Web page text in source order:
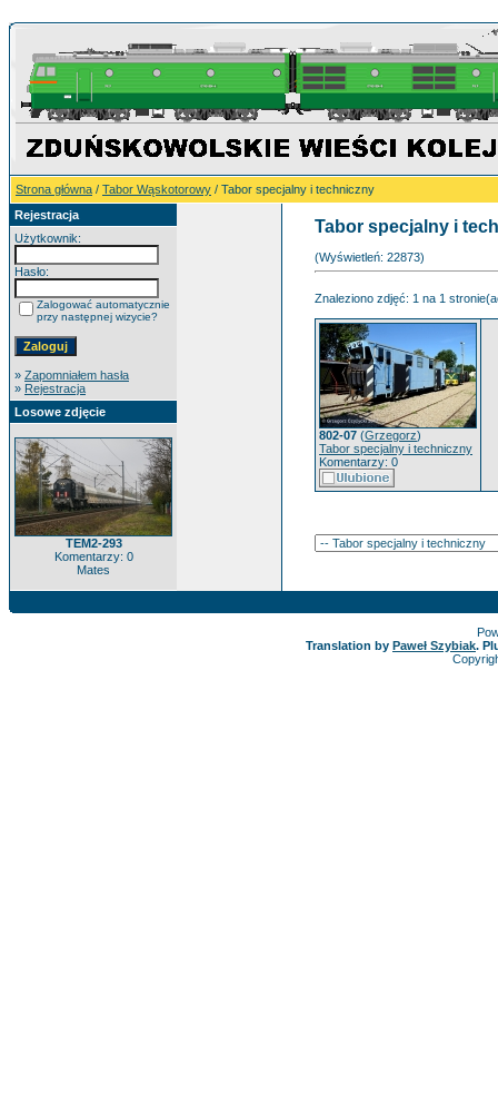
Strona główna / Tabor Wąskotorowy / Tabor specjalny i techniczny
Rejestracja
Użytkownik:
Hasło:
Zalogować automatycznie
przy następnej wizycie?
» Zapomniałem hasła
» Rejestracja
Losowe zdjęcie
TEM2-293
Komentarzy: 0
Mates
Tabor specjalny i
(Wyświetleń: 22873)
Znaleziono zdjęć: 1 na 1
802-07 (Grzegorz)
Tabor specjalny i techniczny
Komentarzy: 0
Translation by Paweł Szybiak.